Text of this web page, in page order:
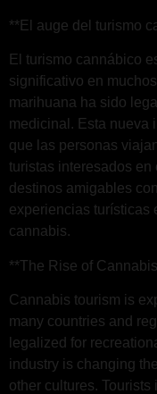
**El auge del turismo
El turismo cannábico
significativo en
marihuana ha sido
medicinal. Esta nueva
que las personas
turistas interesados
destinos amigables
experiencias turísticas
cannabis.
**The Rise of
Cannabis tourism is
many countries and
legalized for
industry is changing
other cultures.